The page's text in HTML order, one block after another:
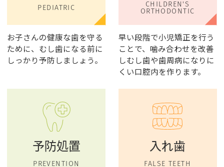
PEDIATRIC
お子さんの健康な歯を守る
ために、むし歯になる前に
しっかり予防しましょう。
CHILDREN'S
ORTHODONTIC
早い段階で小児矯正を行う
ことで、噛み合わせを改善
しむし歯や歯周病になりに
くい口腔内を作ります。
予防処置
PREVENTION
入れ歯
FALSE TEETH